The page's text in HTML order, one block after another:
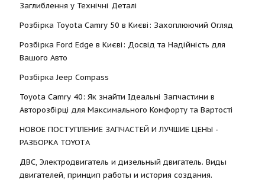
Заглиблення у Технічні Деталі
Розбірка Toyota Camry 50 в Києві: Захоплюючий Огляд
Розбірка Ford Edge в Києві: Досвід та Надійність для
Вашого Авто
Розбірка Jeep Compass
Toyota Camry 40: Як знайти Ідеальні Запчастини в
Авторозбірці для Максимального Комфорту та Вартості
НОВОЕ ПОСТУПЛЕНИЕ ЗАПЧАСТЕЙ И ЛУЧШИЕ ЦЕНЫ -
РАЗБОРКА TOYOTА
ДВС, Электродвигатель и дизельный двигатель. Виды
двигателей, принцип работы и история создания.